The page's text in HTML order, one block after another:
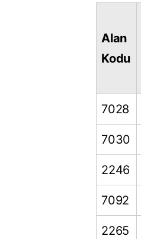
Alan
Kodu
7028
7030
2246
7092
2265